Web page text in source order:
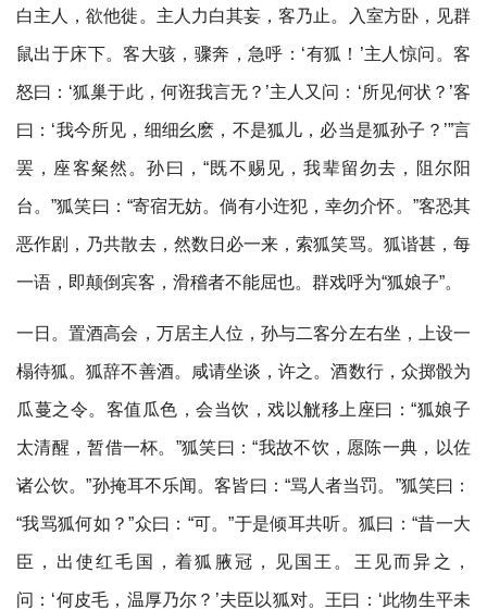
白主人，欲他徙。主人力白其妄，客乃止。入室方卧，见群
鼠出于床下。客大骇，骤奔，急呼：‘有狐！’主人惊问。客
怒曰：‘狐巢于此，何诳我言无？’主人又问：‘所见何状？’客
曰：‘我今所见，细细幺麽，不是狐儿，必当是狐孙子？’”言
罢，座客粲然。孙曰，“既不赐见，我辈留勿去，阻尔阳
台。”狐笑曰：“寄宿无妨。倘有小迕犯，幸勿介怀。”客恐其
恶作剧，乃共散去，然数日必一来，索狐笑骂。狐谐甚，每
一语，即颠倒宾客，滑稽者不能屈也。群戏呼为“狐娘子”。
一日。置酒高会，万居主人位，孙与二客分左右坐，上设一
榻待狐。狐辞不善酒。咸请坐谈，许之。酒数行，众掷骰为
瓜蔓之令。客值瓜色，会当饮，戏以觥移上座曰：“狐娘子
太清醒，暂借一杯。”狐笑曰：“我故不饮，愿陈一典，以佐
诸公饮。”孙掩耳不乐闻。客皆曰：“骂人者当罚。”狐笑曰：
“我骂狐何如？”众曰：“可。”于是倾耳共听。狐曰：“昔一大
臣，出使红毛国，着狐腋冠，见国王。王见而异之，
问：‘何皮毛，温厚乃尔？’夫臣以狐对。王曰：‘此物生平未